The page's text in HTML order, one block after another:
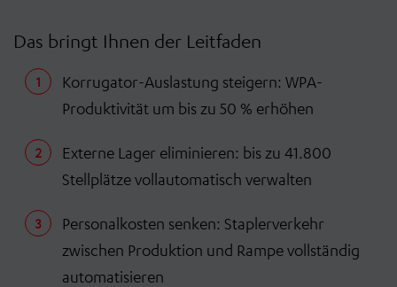
Das bringt Ihnen der Leitfaden
Korrugator-Auslastung steigern: WPA-
Produktivität um bis zu 50 % erhöhen
Externe Lager eliminieren: bis zu 41.800
Stellplätze vollautomatisch verwalten
Personalkosten senken: Staplerverkehr
zwischen Produktion und Rampe vollständig
automatisieren